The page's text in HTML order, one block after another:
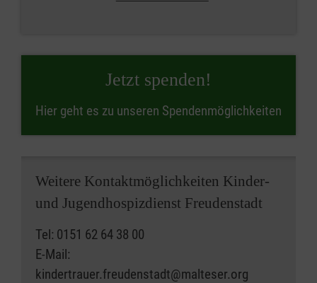
Jetzt spenden!
Hier geht es zu unseren Spendenmöglichkeiten
Weitere Kontaktmöglichkeiten Kinder-
und Jugendhospizdienst Freudenstadt
Tel: 0151 62 64 38 00
E-Mail:
kindertrauer.freudenstadt@malteser.org